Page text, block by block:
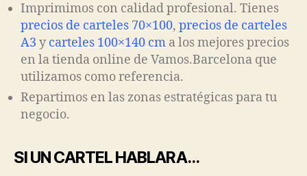
Imprimimos con calidad profesional. Tienes
precios de carteles 70×100, precios de carteles
A3 y carteles 100×140 cm a los mejores precios
en la tienda online de Vamos.Barcelona que
utilizamos como referencia.
Repartimos en las zonas estratégicas para tu
negocio.
SI UN CARTEL HABLARA…